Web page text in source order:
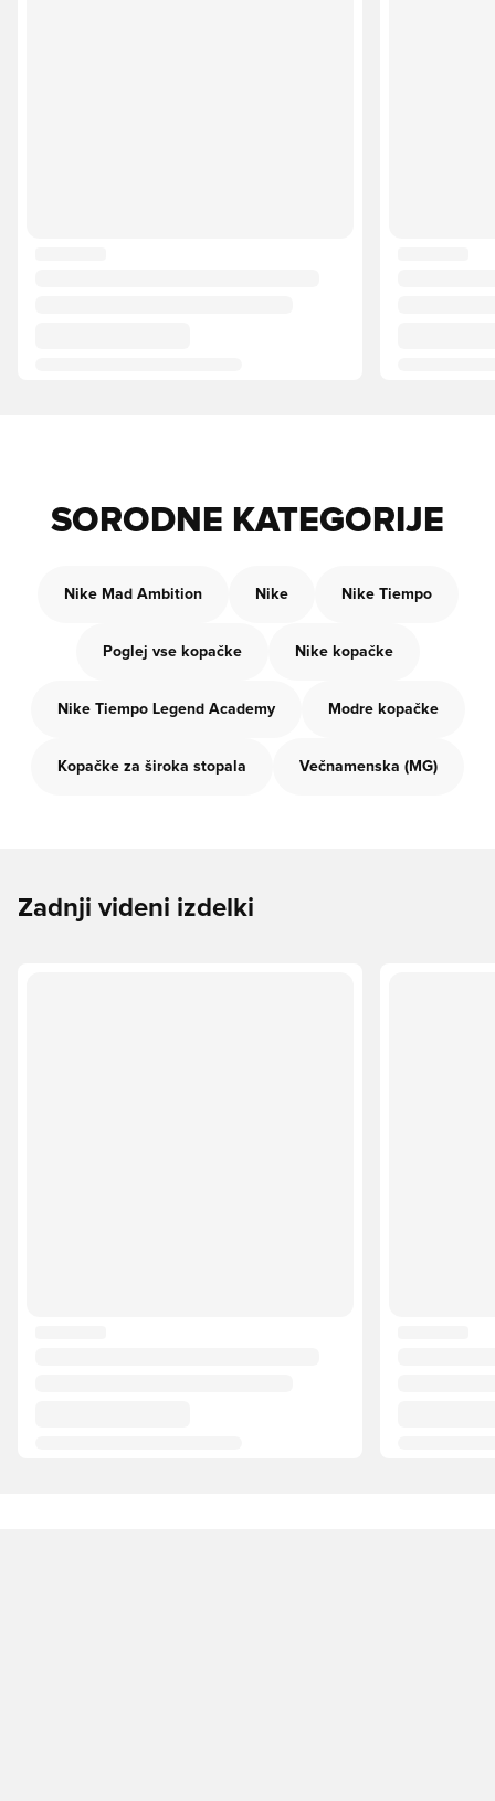
SORODNE KATEGORIJE
Nike Mad Ambition Nike Nike Tiempo
Poglej vse kopačke Nike kopačke
Nike Tiempo Legend Academy Modre kopačke
Kopačke za široka stopala Večnamenska (MG)
Zadnji videni izdelki